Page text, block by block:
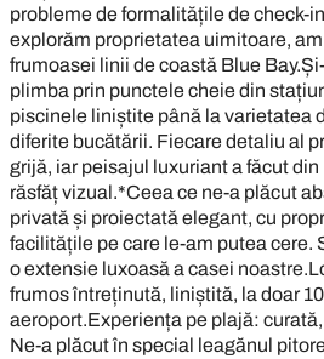
probleme de formalitățile de check-
explorăm proprietatea uimitoare,
frumoasei linii de coastă Blue
plimba prin punctele cheie din
piscinele liniștite până la varietatea
diferite bucătării. Fiecare detaliu al
grijă, iar peisajul luxuriant a făcut
răsfăț vizual.*Ceea ce ne-a plăcut
privată și proiectată elegant, cu
facilitățile pe care le-am putea cere.
o extensie luxoasă a casei
frumos întreținută, liniștită, la doar
aeroport.Experiența pe plajă:
Ne-a plăcut în special leagănul